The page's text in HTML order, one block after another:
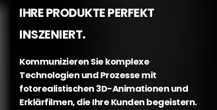
IHRE PRODUKTE PERFEKT
INSZENIERT.
Kommunizieren Sie komplexe
Technologien und Prozesse mit
fotorealistischen 3D-Animationen und
Erklärfilmen, die Ihre Kunden begeistern.